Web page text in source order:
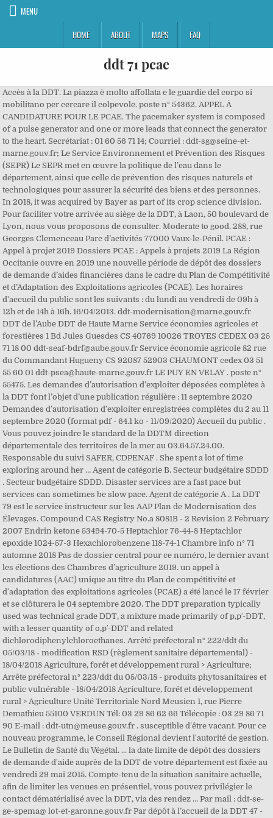
MENU
HOME
ABOUT MAPS FAQ
ddt 71 pcae
Accès à la DDT. La piazza è molto affollata e le guardie del corpo si
mobilitano per cercare il colpevole. poste n° 54362. APPEL À
CANDIDATURE POUR LE PCAE. The pacemaker system is composed
of a pulse generator and one or more leads that connect the generator
to the heart. Secrétariat : 01 60 56 71 14; Courriel : ddt-sg@seine-et-
marne.gouv.fr; Le Service Environnement et Prévention des Risques
(SEPR) Le SEPR met en œuvre la politique de l’eau dans le
département, ainsi que celle de prévention des risques naturels et
technologiques pour assurer la sécurité des biens et des personnes.
In 2018, it was acquired by Bayer as part of its crop science division.
Pour faciliter votre arrivée au siège de la DDT, à Laon, 50 boulevard de
Lyon, nous vous proposons de consulter. Moderate to good. 288, rue
Georges Clemenceau Parc d’activités 77000 Vaux-le-Pénil. PCAE :
Appel à projet 2019 Dossiers PCAE : Appels à projets 2019 La Région
Occitanie ouvre en 2019 une nouvelle période de dépôt des dossiers
de demande d’aides financières dans le cadre du Plan de Compétitivité
et d’Adaptation des Exploitations agricoles (PCAE). Les horaires
d'accueil du public sont les suivants : du lundi au vendredi de 09h à
12h et de 14h à 16h. 16/04/2013. ddt-modernisation@marne.gouv.fr
DDT de l’Aube DDT de Haute Marne Service économies agricoles et
forestières 1 Bd Jules Guesdes CS 40769 10026 TROYES CEDEX 03 25
71 18 00 ddt-seaf-bdrf@aube.gouv.fr Service économie agricole 82 rue
du Commandant Hugueny CS 92087 52903 CHAUMONT cedex 03 51
55 60 01 ddt-psea@haute-marne.gouv.fr LE PUY EN VELAY . poste n°
55475. Les demandes d’autorisation d’exploiter déposées complètes à
la DDT font l’objet d’une publication régulière : 11 septembre 2020
Demandes d’autorisation d’exploiter enregistrées complètes du 2 au 11
septembre 2020 (format pdf - 64.1 ko - 11/09/2020) Accueil du public .
Vous pouvez joindre le standard de la DDTM direction
départementale des territoires de la mer au 03.64.57.24.00.
Responsable du suivi SAFER, CDPENAF . She spent a lot of time
exploring around her … Agent de catégorie B. Secteur budgétaire SDDD
. Secteur budgétaire SDDD. Disaster services are a fast pace but
services can sometimes be slow pace. Agent de catégorie A . La DDT
79 est le service instructeur sur les AAP Plan de Modernisation des
Élevages. Compound CAS Registry No.a 8081B - 2 Revision 2 February
2007 Endrin ketone 53494-70-5 Heptachlor 76-44-8 Heptachlor
epoxide 1024-57-3 Hexachlorobenzene 118-74-1 Chambre info n° 71
automne 2018 Pas de dossier central pour ce numéro, le dernier avant
les élections des Chambres d’agriculture 2019. un appel à
candidatures (AAC) unique au titre du Plan de compétitivité et
d'adaptation des exploitations agricoles (PCAE) a été lancé le 17 février
et se clôturera le 04 septembre 2020. The DDT preparation typically
used was technical grade DDT, a mixture made primarily of p,p′-DDT,
with a lesser quantity of o,p′-DDT and related
dichlorodiphenylchloroethanes. Arrêté préfectoral n° 222/ddt du
05/03/18 - modification RSD (règlement sanitaire départemental) -
18/04/2018 Agriculture, forêt et développement rural > Agriculture;
Arrête préfectoral n° 223/ddt du 05/03/18 - produits phytosanitaires et
public vulnérable - 18/04/2018 Agriculture, forêt et développement
rural > Agriculture Unité Territoriale Nord Meusien 1, rue Pierre
Demathieu 55100 VERDUN Tél: 03 29 86 62 66 Télécopie : 03 29 86 71
90 E-mail : ddt-utn@meuse.gouv.fr . susceptible d'être vacant. Pour ce
nouveau programme, le Conseil Régional devient l'autorité de gestion.
Le Bulletin de Santé du Végétal. ... la date limite de dépôt des dossiers
de demande d'aide auprès de la DDT de votre département est fixée au
vendredi 29 mai 2015. Compte-tenu de la situation sanitaire actuelle,
afin de limiter les venues en présentiel, vous pouvez privilégier le
contact dématérialisé avec la DDT, via des rendez … Par mail : ddt-se-
ge-spema@ lot-et-garonne.gouv.fr Par dépôt à l’accueil de la DDT 47 -